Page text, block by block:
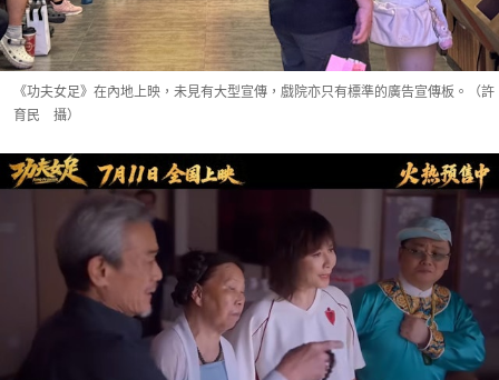
《功夫女足》在內地上映，未見有大型宣傳，戲院亦只有標準的廣告宣傳板。（許
育民 攝）